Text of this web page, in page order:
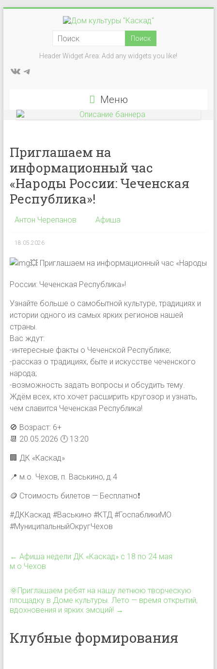
культуры
"Каскад"
городского
округа
Чехов
Header Widget Area: Add any widgets you like!
ВКонтакте
Telegram
Меню
Приглашаем на
информационный час
«Народы России: Чеченская
Республика»!
Антон Черепанов Афиша
18.05.2026
💥 Приглашаем на информационный час «Народы
России: Чеченская Республика»!
Узнайте больше о самобытной культуре, традициях и
истории одного из самых ярких регионов нашей
страны.
Вас ждут:
-интересные факты о Чеченской Республике;
-рассказ о традициях, быте и искусстве чеченского
народа;
-возможность задать вопросы и обсудить тему.
Ждём всех, кто хочет расширить кругозор и узнать,
чем славится Чеченская Республика!
🚫 Возраст: 6+
📆 20.05.2026 🕛 13:20
🏢 ДК «Каскад»
📍 м.о. Чехов, п. Васькино, д.4
🪙 Стоимость билетов — Бесплатно❗️
#ДККаскад #Васькино #КТД #ГоспабликиМО
#МуниципальныйОкругЧехов
← Афиша недели ДК «Каскад» с 18 по 24 мая
м.о.Чехов
🌞Приглашаем ребят на нашу летнюю творческую
площадку в Доме культуры. Лето — время открытий,
вдохновения и ярких эмоций! →
Клубные формирования